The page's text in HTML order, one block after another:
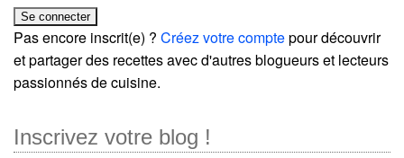
Pas encore inscrit(e) ? Créez votre comptepour découvrir
et partager des recettes avec d'autres blogueurs et lecteurs
passionnés de cuisine.
Inscrivez votre blog !